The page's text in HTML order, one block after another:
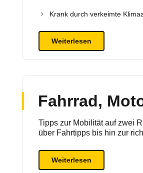
Krank durch verkeimte
Weiterlesen
Fahrrad,
Tipps zur Mobilität auf zwei
über Fahrtipps bis hin zur
Weiterlesen